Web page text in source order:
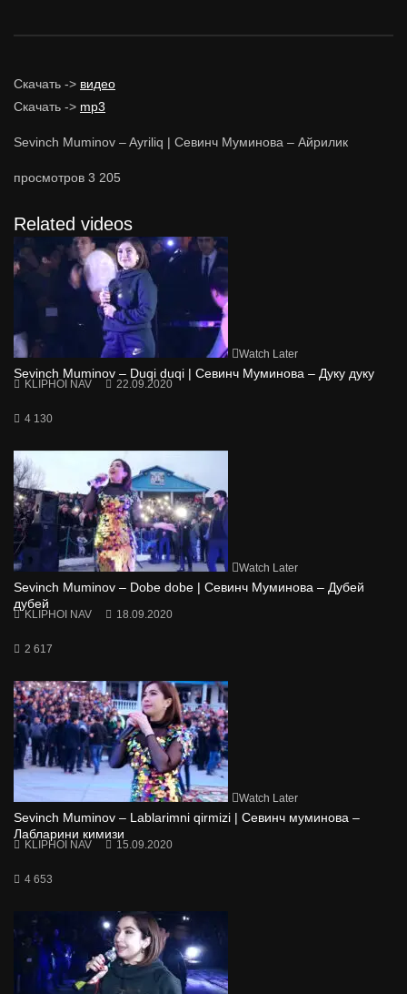
Скачать -> видео
Скачать -> mp3
Sevinch Muminov – Ayriliq | Севинч Муминова – Айрилик
просмотров 3 205
Related videos
Watch Later
Sevinch Muminov – Duqi duqi | Севинч Муминова – Дуку дуку
KLIPHOI NAV 22.09.2020
4 130
Watch Later
Sevinch Muminov – Dobe dobe | Севинч Муминова – Дубей
дубей
KLIPHOI NAV 18.09.2020
2 617
Watch Later
Sevinch Muminov – Lablarimni qirmizi | Севинч муминова –
Лабларини кимизи
KLIPHOI NAV 15.09.2020
4 653